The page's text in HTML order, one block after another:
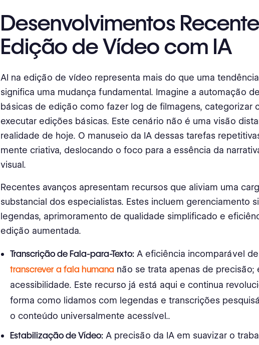
Desenvolvimentos
Edição de Vídeo com IA
AI na edição de vídeo representa mais do que uma
significa uma mudança fundamental. Imagine a automação
básicas de edição como fazer log de filmagens, categorizar
executar edições básicas. Este cenário não é uma visão
realidade de hoje. O manuseio da IA dessas tarefas
mente criativa, deslocando o foco para a essência da
visual.
Recentes avanços apresentam recursos que aliviam uma
substancial dos especialistas. Estes incluem gerenciamento
legendas, aprimoramento de qualidade simplificado e
edição aumentada.
Transcrição de Fala-para-Texto: A eficiência incomparável
transcrever a fala humana não se trata apenas de precisão;
acessibilidade. Este recurso já está aqui e continua
forma como lidamos com legendas e transcrições
o conteúdo universalmente acessível.​.
Estabilização de Vídeo: A precisão da IA em suavizar o